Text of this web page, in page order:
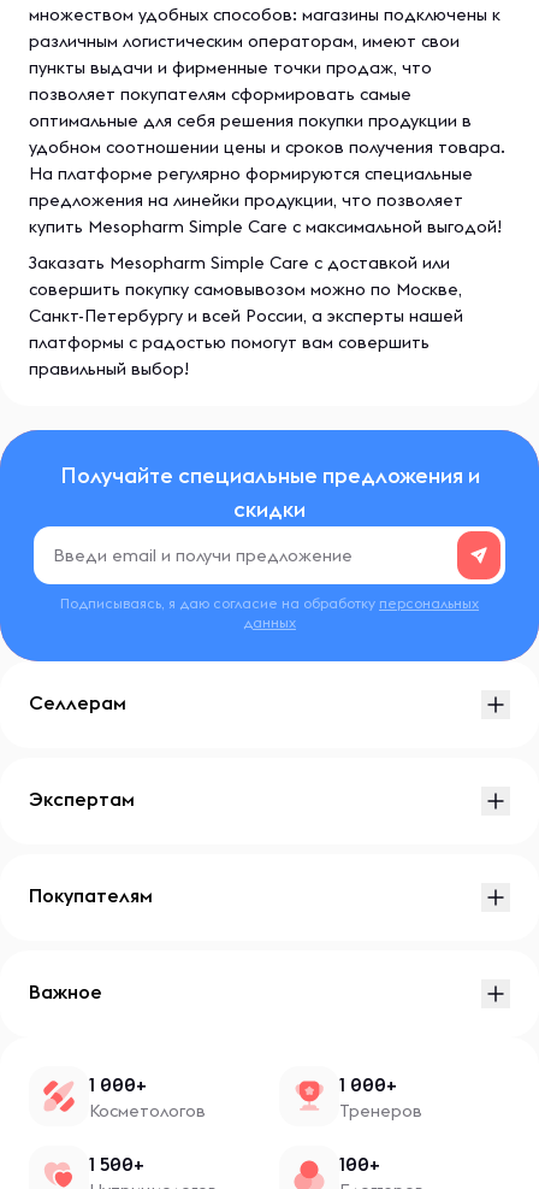
множеством удобных способов: магазины подключены к
различным логистическим операторам, имеют свои
пункты выдачи и фирменные точки продаж, что
позволяет покупателям сформировать самые
оптимальные для себя решения покупки продукции в
удобном соотношении цены и сроков получения товара.
На платформе регулярно формируются специальные
предложения на линейки продукции, что позволяет
купить Mesopharm Simple Care с максимальной выгодой!
Заказать Mesopharm Simple Care с доставкой или
совершить покупку самовывозом можно по Москве,
Санкт-Петербургу и всей России, а эксперты нашей
платформы с радостью помогут вам совершить
правильный выбор!
Получайте специальные предложения и
скидки
Подписываясь, я даю согласие на обработку персональных
данных
Селлерам
Экспертам
Покупателям
Важное
1 000+
Косметологов
1 000+
Тренеров
1 500+ 100+